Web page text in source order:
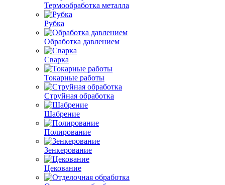
Термообработка металла
Рубка
Обработка давлением
Сварка
Токарные работы
Струйная обработка
Шабрение
Полирование
Зенкерование
Цекование